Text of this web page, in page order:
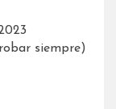
siempre)